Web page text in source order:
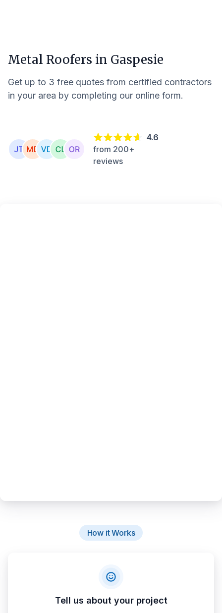
Metal Roofers in Gaspesie
Get up to 3 free quotes from certified contractors
in your area by completing our online form.
4.6
from 200+
reviews
How it Works
Tell us about your project